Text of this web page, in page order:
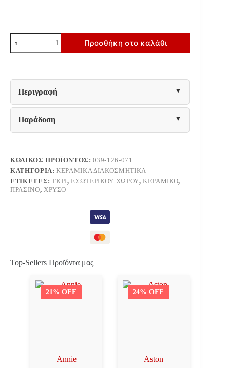
ΚΕΡΑΜΙΚΟ
ΒΑΖΟ
Fylliana
ΓΚΡΙ-
ΧΡΥΣΟ
ΧΡΩΜΑ
19x31εκ
ποσότητα
Προσθήκη στο καλάθι
Περιγραφή
Παράδοση
ΚΩΔΙΚΌΣ ΠΡΟΪΌΝΤΟΣ:039-126-071
ΚΑΤΗΓΟΡΊΑ:ΚΕΡΑΜΙΚΆ ΔΙΑΚΟΣΜΗΤΙΚΆ
ΕΤΙΚΈΤΕΣ: ΓΚΡΙ,ΕΣΩΤΕΡΙΚΟΎ ΧΏΡΟΥ,ΚΕΡΑΜΙΚΌ,
ΠΡΆΣΙΝΟ, ΧΡΥΣΌ
Top-Sellers Προϊόντα μας
21% OFF
Annie
24% OFF
Aston